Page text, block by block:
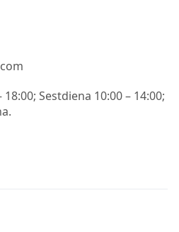
Sestdiena 10:00 – 14:00;